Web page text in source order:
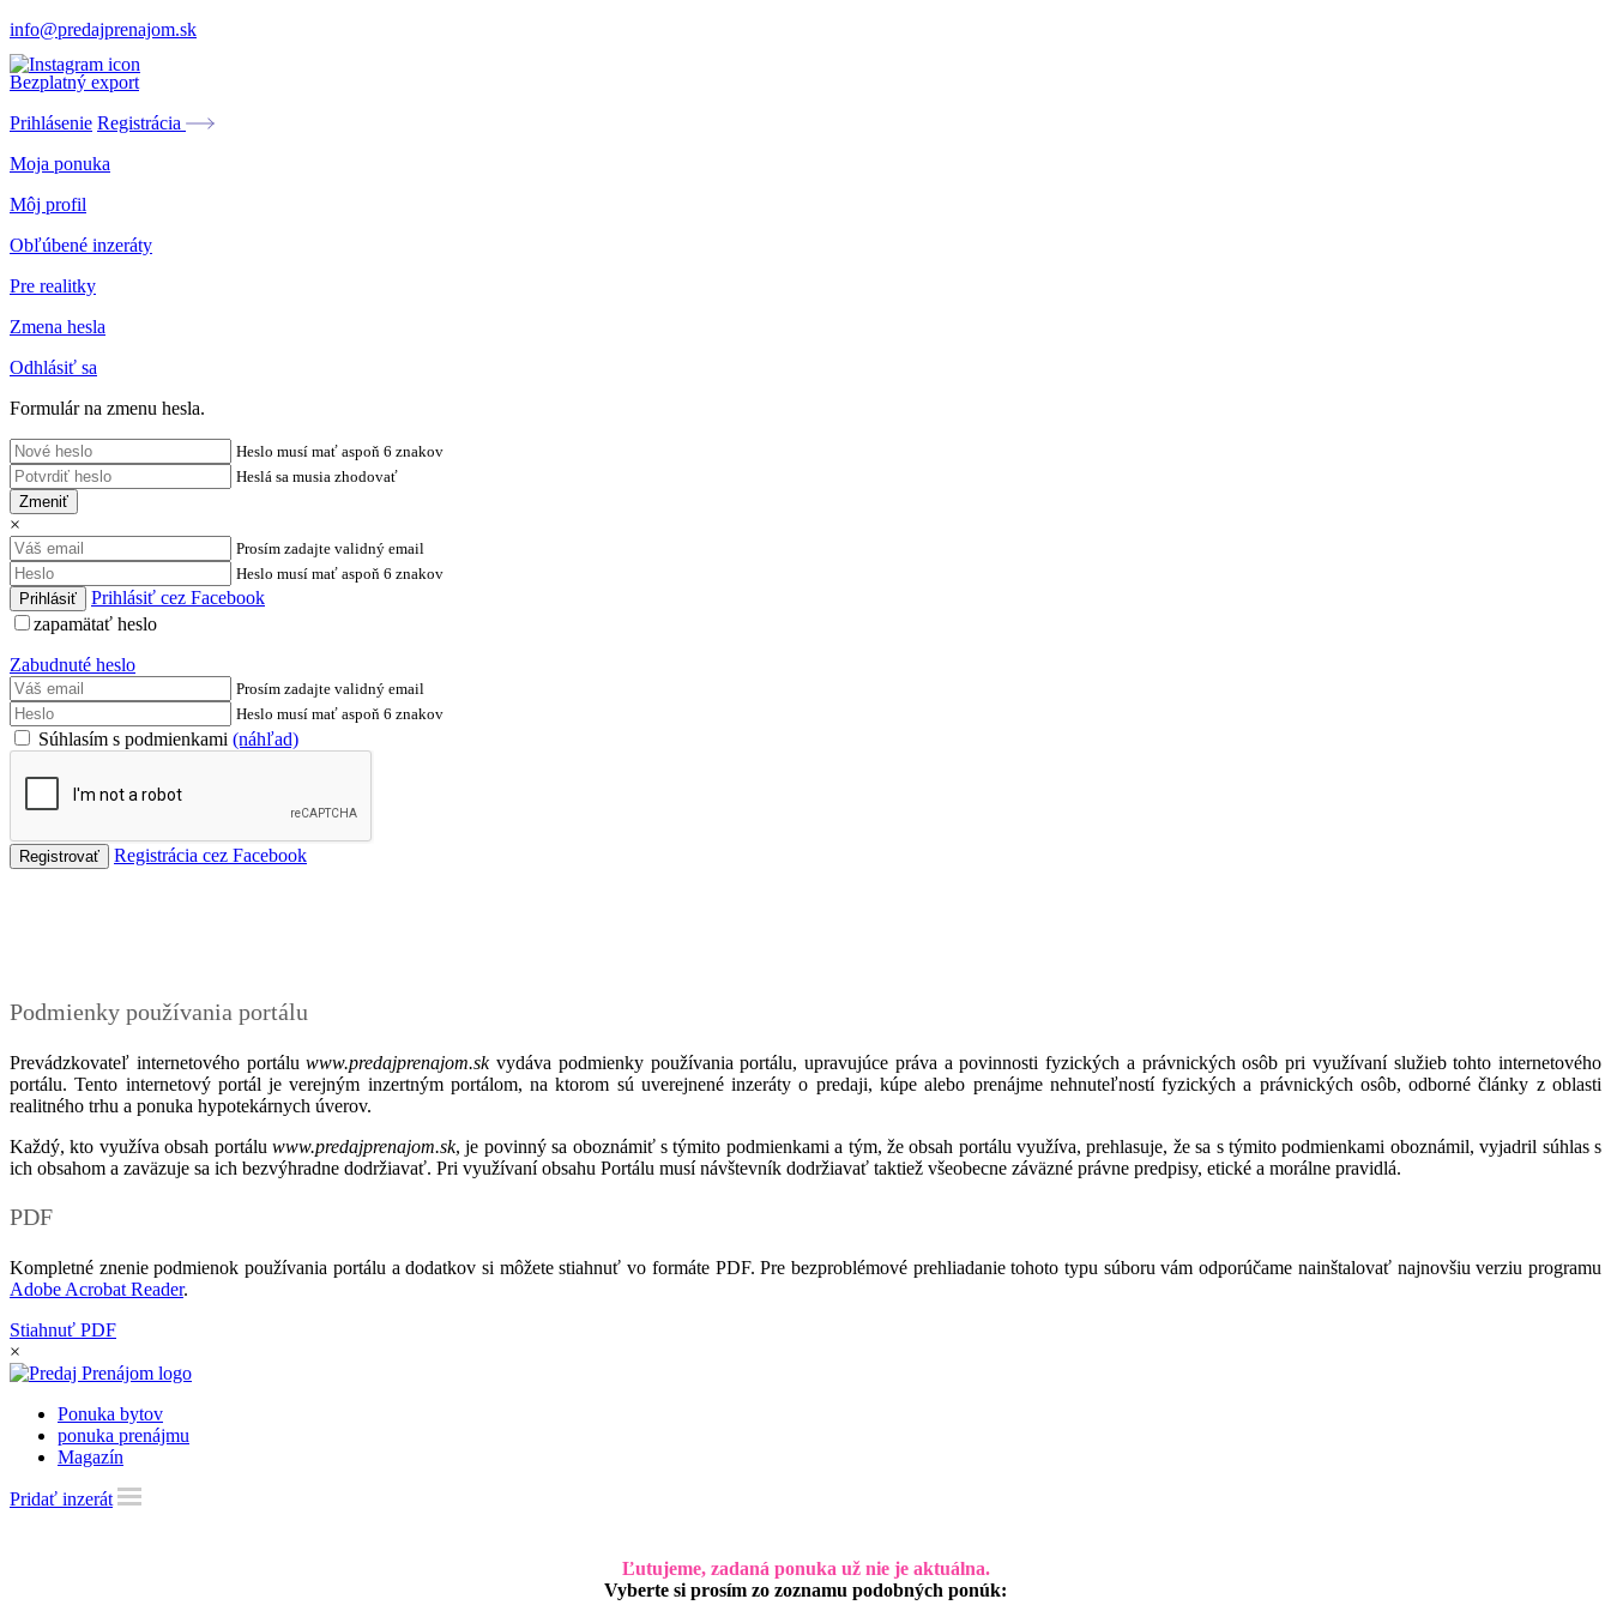
info@predajprenajom.sk
Bezplatný export
Prihlásenie Registrácia
Moja ponuka
Môj profil
Obľúbené inzeráty
Pre realitky
Zmena hesla
Odhlásiť sa
Formulár na zmenu hesla.
Heslo musí mať aspoň 6 znakov
Heslá sa musia zhodovať
Zmeniť
×
Prosím zadajte validný email
Heslo musí mať aspoň 6 znakov
Prihlásiť cez Facebook
zapamätať heslo
Zabudnuté heslo
Prosím zadajte validný email
Heslo musí mať aspoň 6 znakov
Súhlasím s podmienkami (náhľad)
Registrácia cez Facebook
Podmienky používania portálu
Prevádzkovateľ internetového portáluwww.predajprenajom.skvydáva podmienky používania portálu, upravujúce práva a povinnosti fyzických a právnických osôb pri využívaní služieb tohto internetového
portálu. Tento internetový portál je verejným inzertným portálom, na ktorom sú uverejnené inzeráty o predaji, kúpe alebo prenájme nehnuteľností fyzických a právnických osôb, odborné články z oblasti
realitného trhu a ponuka hypotekárnych úverov.
Každý, kto využíva obsah portálu www.predajprenajom.sk, je povinný sa oboznámiť s týmito podmienkami a tým, že obsah portálu využíva, prehlasuje, že sa s týmito podmienkami oboznámil, vyjadril súhlas s
ich obsahom a zaväzuje sa ich bezvýhradne dodržiavať. Pri využívaní obsahu Portálu musí návštevník dodržiavať taktiež všeobecne záväzné právne predpisy, etické a morálne pravidlá.
PDF
Kompletné znenie podmienok používania portálu a dodatkov si môžete stiahnuť vo formáte PDF. Pre bezproblémové prehliadanie tohoto typu súboru vám odporúčame nainštalovať najnovšiu verziu programu
Adobe Acrobat Reader.
Stiahnuť PDF
×
Ponuka bytov
ponuka prenájmu
Magazín
Pridať inzerát
Ľutujeme, zadaná ponuka už nie je aktuálna.
Vyberte si prosím zo zoznamu podobných ponúk: